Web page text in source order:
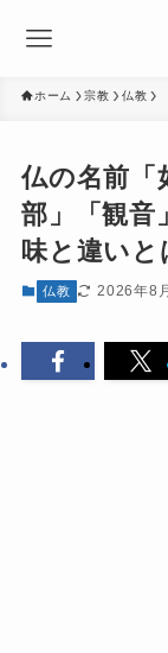
ホーム 宗教 仏教
仏の名前「
部」「観音
味と違いと
仏教 2026年8